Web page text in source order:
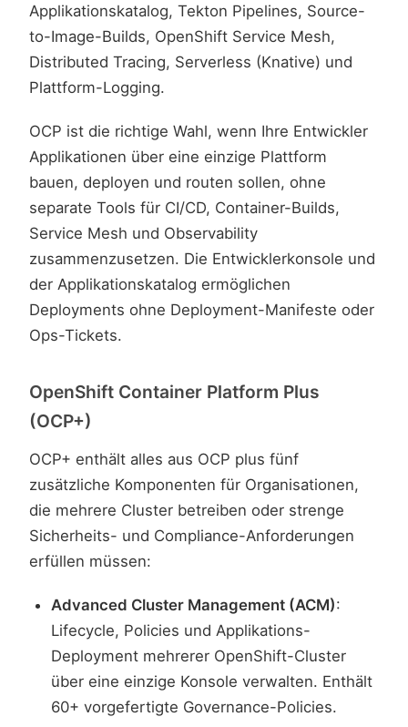
Applikationskatalog, Tekton Pipelines, Source-
to-Image-Builds, OpenShift Service Mesh,
Distributed Tracing, Serverless (Knative) und
Plattform-Logging.
OCP ist die richtige Wahl, wenn Ihre Entwickler
Applikationen über eine einzige Plattform
bauen, deployen und routen sollen, ohne
separate Tools für CI/CD, Container-Builds,
Service Mesh und Observability
zusammenzusetzen. Die Entwicklerkonsole und
der Applikationskatalog ermöglichen
Deployments ohne Deployment-Manifeste oder
Ops-Tickets.
OpenShift Container Platform Plus
(OCP+)
OCP+ enthält alles aus OCP plus fünf
zusätzliche Komponenten für Organisationen,
die mehrere Cluster betreiben oder strenge
Sicherheits- und Compliance-Anforderungen
erfüllen müssen:
Advanced Cluster Management (ACM):
Lifecycle, Policies und Applikations-
Deployment mehrerer OpenShift-Cluster
über eine einzige Konsole verwalten. Enthält
60+ vorgefertigte Governance-Policies.